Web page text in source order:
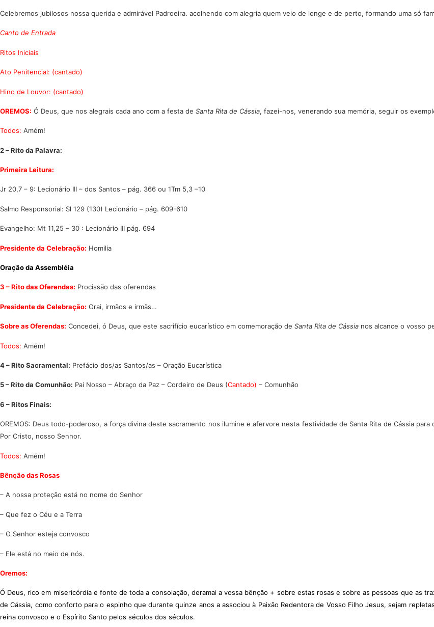
Celebremos jubilosos nossa querida e admirável Padroeira. acolhendo com alegria quem veio de longe e de perto, formando uma só
Canto de Entrada
Ritos Iniciais
Ato Penitencial: (cantado)
Hino de Louvor: (cantado)
OREMOS: Ó Deus, que nos alegrais cada ano com a festa de Santa Rita de Cássia, fazei-nos, venerando sua memória, seguir os
Todos: Amém!
2 – Rito da Palavra:
Primeira Leitura:
Jr 20,7 – 9: Lecionário III – dos Santos – pág. 366 ou 1Tm 5,3 –10
Salmo Responsorial: Sl 129 (130) Lecionário – pág. 609-610
Evangelho: Mt 11,25 – 30 : Lecionário III pág. 694
Presidente da Celebração: Homilia
Oração da Assembléia
3 – Rito das Oferendas: Procissão das oferendas
Presidente da Celebração: Orai, irmãos e irmãs…
Sobre as Oferendas: Concedei, ó Deus, que este sacrifício eucarístico em comemoração de Santa Rita de Cássia nos alcance o vosso
Todos: Amém!
4 – Rito Sacramental: Prefácio dos/as Santos/as – Oração Eucarística
5 – Rito da Comunhão: Pai Nosso – Abraço da Paz – Cordeiro de Deus (Cantado) – Comunhão
6 – Ritos Finais:
OREMOS: Deus todo-poderoso, a força divina deste sacramento nos ilumine e afervore nesta festividade de Santa Rita de Cássia
Por Cristo, nosso Senhor.
Todos: Amém!
Bênção das Rosas
– A nossa proteção está no nome do Senhor
– Que fez o Céu e a Terra
– O Senhor esteja convosco
– Ele está no meio de nós.
Oremos:
Ó Deus, rico em misericórdia e fonte de toda a consolação, deramai a vossa bênção + sobre estas rosas e sobre as pessoas que as
de Cássia, como conforto para o espinho que durante quinze anos a associou à Paixão Redentora de Vosso Filho Jesus, sejam
reina convosco e o Espírito Santo pelos séculos dos séculos.